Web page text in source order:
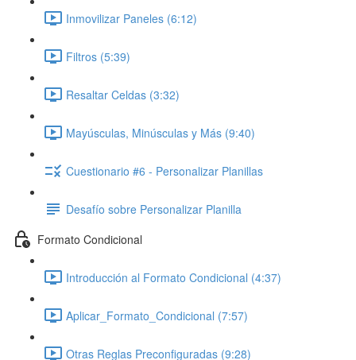
Inmovilizar Paneles (6:12)
Filtros (5:39)
Resaltar Celdas (3:32)
Mayúsculas, Minúsculas y Más (9:40)
Cuestionario #6 - Personalizar Planillas
Desafío sobre Personalizar Planilla
Formato Condicional
Introducción al Formato Condicional (4:37)
Aplicar_Formato_Condicional (7:57)
Otras Reglas Preconfiguradas (9:28)